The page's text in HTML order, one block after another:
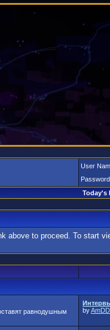
User
Password
Today's
above to proceed. To start
равнодушным
by